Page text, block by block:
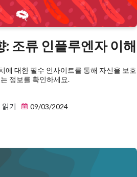
: 조류 인플루엔자 이해
에 대한 필수 인사이트를 통해 자신을 보호
정보를 확인하세요.
읽기 09/03/2024